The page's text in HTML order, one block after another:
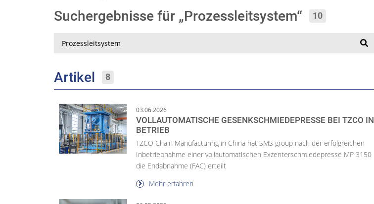
Suchergebnisse für „Prozessleitsystem“ 10
Artikel 8
03.06.2026
VOLLAUTOMATISCHE GESENKSCHMIEDEPRESSE BEI TZCO IN
BETRIEB
TZCO Chain Manufacturing in China hat SMS group nach der erfolgreichen
Inbetriebnahme einer vollautomatischen Exzenterschmiedepresse MP 3150
die Endabnahme (FAC) erteilt
Mehr erfahren